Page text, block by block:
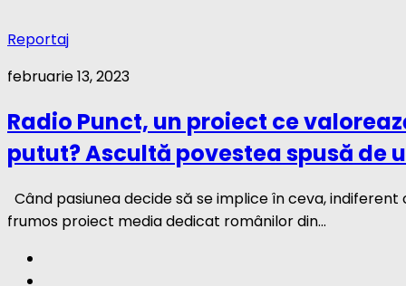
Reportaj
februarie 13, 2023
Radio Punct, un proiect ce
putut? Ascultă povestea spusă de
Când pasiunea decide să se implice în ceva,
frumos proiect media dedicat românilor din...